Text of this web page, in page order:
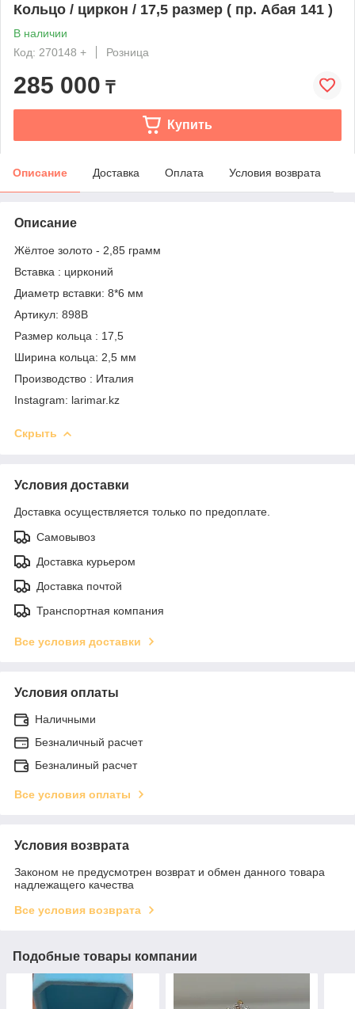
Кольцо / циркон / 17,5 размер ( пр. Абая 141 )
В наличии
Код: 270148 +
Розница
285 000 ₸
Купить
Описание Доставка Оплата Условия возврата
Описание
Жёлтое золото - 2,85 грамм
Вставка : цирконий
Диаметр вставки: 8*6 мм
Артикул: 898В
Размер кольца : 17,5
Ширина кольца: 2,5 мм
Производство : Италия
Instagram: larimar.kz
Скрыть
Условия доставки
Доставка осуществляется только по предоплате.
Самовывоз
Доставка курьером
Доставка почтой
Транспортная компания
Все условия доставки
Условия оплаты
Наличными
Безналичный расчет
Безналиный расчет
Все условия оплаты
Условия возврата
Законом не предусмотрен возврат и обмен данного товара
надлежащего качества
Все условия возврата
Подобные товары компании